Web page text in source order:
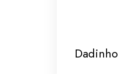
Dadinho